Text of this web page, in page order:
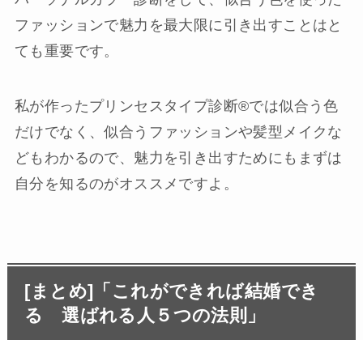
ファッションで魅力を最大限に引き出すことはと
ても重要です。
私が作ったプリンセスタイプ診断®︎では似合う色
だけでなく、似合うファッションや髪型メイクな
どもわかるので、魅力を引き出すためにもまずは
自分を知るのがオススメですよ。
[まとめ]「これができれば結婚でき
る 選ばれる人５つの法則」